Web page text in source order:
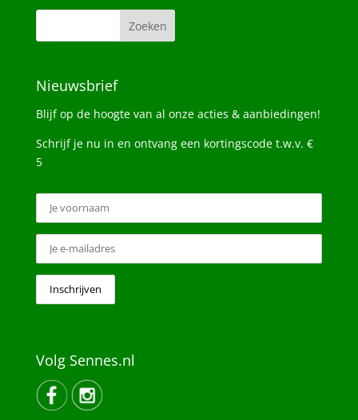
Nieuwsbrief
Blijf op de hoogte van al onze acties & aanbiedingen!
Schrijf je nu in en ontvang een kortingscode t.w.v. €
5
Volg Sennes.nl